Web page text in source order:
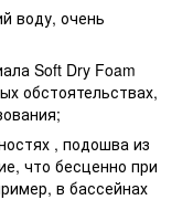
воду, очень
Soft Dry Foam
обстоятельствах,
, подошва из
что бесценно при
в бассейнах